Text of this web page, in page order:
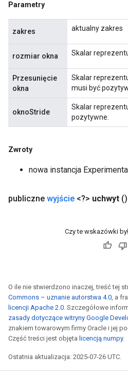
Parametry
zakres aktualny zakres
rozmiar okna Skalar
Przesunięcie
okna
Skalar
musi być
oknoStride
Skalar
pozytywne.
Zwroty
nowa instancja
publiczne wyjście <?> uchwyt ()
Czy te wskazówki
O ile nie stwierdzono inaczej, treść tej
Commons – uznanie autorstwa 4.0, a
licencji Apache 2.0. Szczegółowe
zasady dotyczące witryny Google
znakiem towarowym firmy Oracle i jej
Część treści jest objęta licencją numpy.
Ostatnia aktualizacja: 2025-07-26 UTC.